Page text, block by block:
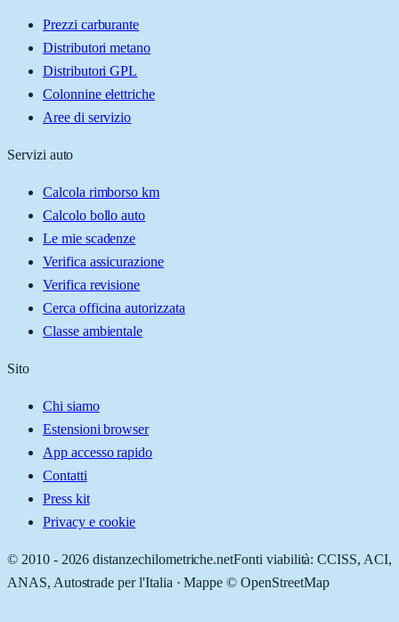
Prezzi carburante
Distributori metano
Distributori GPL
Colonnine elettriche
Aree di servizio
Servizi auto
Calcola rimborso km
Calcolo bollo auto
Le mie scadenze
Verifica assicurazione
Verifica revisione
Cerca officina autorizzata
Classe ambientale
Sito
Chi siamo
Estensioni browser
App accesso rapido
Contatti
Press kit
Privacy e cookie
© 2010 - 2026 distanzechilometriche.netFonti viabilità: CCISS, ACI,
ANAS, Autostrade per l'Italia · Mappe © OpenStreetMap